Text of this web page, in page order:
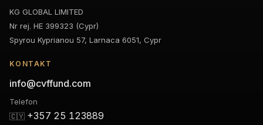
KG GLOBAL LIMITED
Nr rej. HE 399323 (Cypr)
Spyrou Kyprianou 57, Larnaca 6051, Cypr
KONTAKT
info@cvffund.com
Telefon
🇨🇾 +357 25 123889